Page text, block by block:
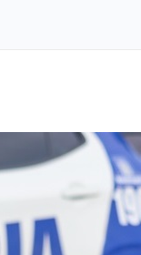
de chuva leve
fim de semana
Adasfa e
promovem ação
adoção animal